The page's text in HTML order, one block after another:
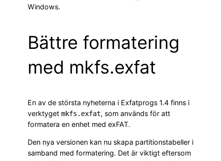
Windows.
Bättre formatering
med mkfs.exfat
En av de största nyheterna i Exfatprogs 1.4 finns i
verktyget mkfs.exfat, som används för att
formatera en enhet med exFAT.
Den nya versionen kan nu skapa partitionstabeller i
samband med formatering. Det är viktigt eftersom